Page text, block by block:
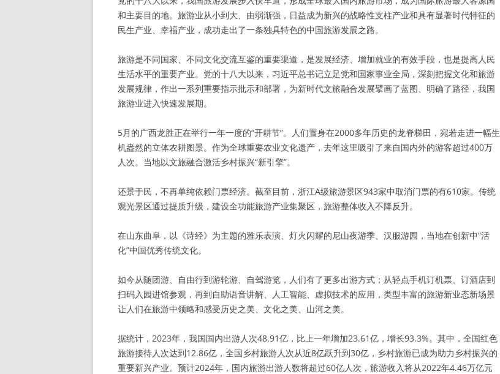
和主要目的地。旅游业从小到大、由弱渐强，日益成为新兴的战略性支柱产业和具有显著时代特征的
民生产业、幸福产业，成功走出了一条独具特色的中国旅游发展之路。
旅游是不同国家、不同文化交流互鉴的重要渠道，是发展经济、增加就业的有效手段，也是提高人民
生活水平的重要产业。党的十八大以来，习近平总书记立足党和国家事业全局，深刻把握文化和旅游
发展规律，作出一系列重要指示批示和部署，为新时代文旅融合发展擘画了蓝图、明确了路径，我国
旅游业进入快速发展期。
5月的广西龙胜正在举行一年一度的“开耕节”。人们置身在2000多年历史的龙脊梯田，宛若走进一幅生
机盎然的立体农耕图景。作为全球重要农业文化遗产，去年这里吸引了来自国内外的游客超过400万
人次。当地以文旅融合激活乡村振兴“新引擎”。
还景于民，不再单纯依赖门票经济。截至目前，浙江A级旅游景区943家中取消门票的有610家。传统
观光景区通过提质升级，建设全功能旅游产业集聚区，旅游整体收入不降反升。
在山东曲阜，以《诗经》为主题的雅乐表演、灯火闪耀的尼山夜游季、汉服游园，当地在创新中“活
化”中国优秀传统文化。
如今从随团游、自由行到游轮游、自驾游览，人们有了更多出游方式；从轻点手机订机票、订酒店到
扫码入园进馆参观，再到自助语音讲解、人工智能、虚拟技术的应用，类型丰富的旅游新业态新场景
让人们在旅游中领略和感受历史之美、文化之美、山河之美。
据统计，2023年，我国国内出游人次48.91亿，比上一年增加23.61亿，增长93.3%。其中，全国红色
旅游接待人次达到12.86亿，全国乡村旅游人次从近8亿跃升到30亿，乡村旅游已成为助力乡村振兴的
重要新兴产业。预计2024年，国内旅游出游人数将超过60亿人次，旅游收入将从2022年4.46万亿元